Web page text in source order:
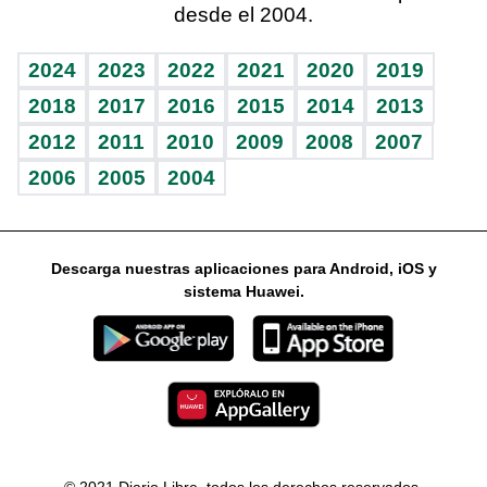
Vida y familia
Eñe
Celebrando la vida
Sin complejos
En pocas palabras
Escuchando al corazón
Economía Personal
Consulta Libre
BRV
TBT Deportivo
Ágora
Guía del dinero
Horóscopos
desde el 2004.
2024 2023 2022 2021 2020
2019
2018
2017 2016 2015 2014
2013
2012
2011 2010 2009 2008
2007
2006
2005 2004
Descarga nuestras aplicaciones para Android, iOS y
sistema Huawei.